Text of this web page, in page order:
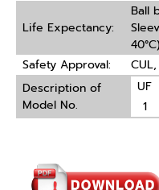
Life Expectancy:
Ball
40°C)
Safety Approval:
Description of
Model No.
UF
1